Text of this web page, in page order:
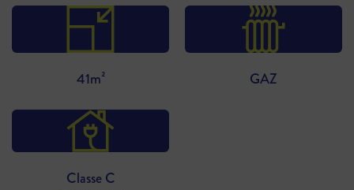
41m² GAZ
Classe C